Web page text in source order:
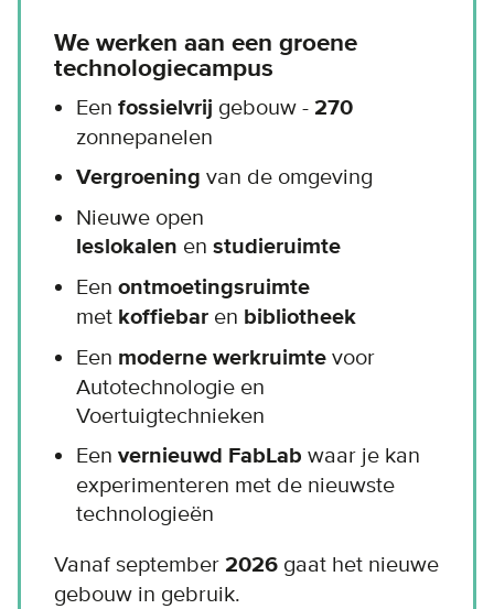
We werken aan een groene
technologiecampus
Een fossielvrij gebouw - 270
zonnepanelen
Vergroening van de omgeving
Nieuwe open
leslokalen en studieruimte
Een ontmoetingsruimte
met koffiebar en bibliotheek
Een moderne werkruimte voor
Autotechnologie en
Voertuigtechnieken
Een vernieuwd FabLab waar je kan
experimenteren met de nieuwste
technologieën
Vanaf september 2026 gaat het nieuwe
gebouw in gebruik.